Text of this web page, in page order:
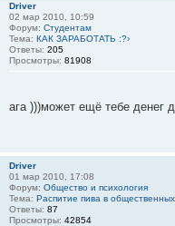
Driver
02 мар 2010, 10:59
Форум: Студентам
Тема: КАК ЗАРАБОТАТЬ :?›
Ответы: 205
Просмотры: 81908
ага )))может ещё тебе денег
Driver
01 мар 2010, 17:08
Форум: Общество и психология
Тема: Распитие пива в
Ответы: 87
Просмотры: 42854